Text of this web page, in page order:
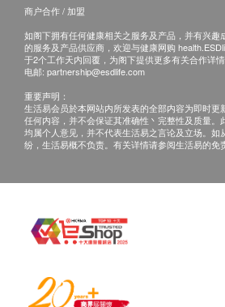
小便醋酮定性
小便亚硝酸盐
小便黏丝
小便细胞管型
小便血
乙型肝炎检查
梅毒血清试验
血型
性病筛查
HK$650.0
正在怀孕或哺乳中、免疫力低
疗(如化疗、类固醇等)，应先
下方可接受注射。
如正服用药物，但不清楚能否
议先咨询医生意见或于注射日
人员检查，方决定是否适合注
若经医护人员评估后，阁下
回。
免责声明：
所有健康检查/服务并非作为
咨询有认可资格的医生，作出
商户合作 / 加盟
如阁下拥有任何健康相关之服务及产品，并有兴趣
的服务及产品供应商，欢迎与健康网购
于2个工作天内回覆，为阁下提供更多有关合作详情
电邮: partnership@esdlife.com
重要声明：
生活易会员於本网站内所发表的全部内容为即时更
任何内容，并不会保证其准确性丶完整性及质量。
均属个人意见，并不代表生活易之言论及立场。如
纷，生活易概不负责。有关详情请参阅生活易的免